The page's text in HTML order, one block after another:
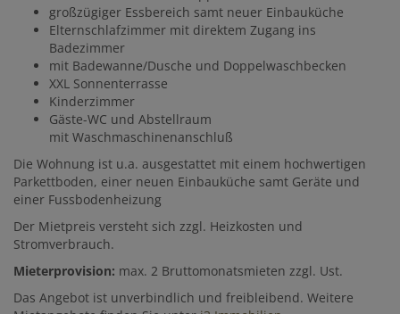
großzügiger Essbereich samt neuer Einbauküche
Elternschlafzimmer mit direktem Zugang ins
Badezimmer
mit Badewanne/Dusche und Doppelwaschbecken
XXL Sonnenterrasse
Kinderzimmer
Gäste-WC und Abstellraum
mit Waschmaschinenanschluß
Die Wohnung ist u.a. ausgestattet mit einem hochwertigen
Parkettboden, einer neuen Einbauküche samt Geräte und
einer Fussbodenheizung
Der Mietpreis versteht sich zzgl. Heizkosten und
Stromverbrauch.
Mieterprovision: max. 2 Bruttomonatsmieten zzgl. Ust.
Das Angebot ist unverbindlich und freibleibend. Weitere